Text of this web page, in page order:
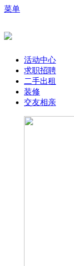
菜单
活动中心
求职招聘
二手出租
装修
交友相亲